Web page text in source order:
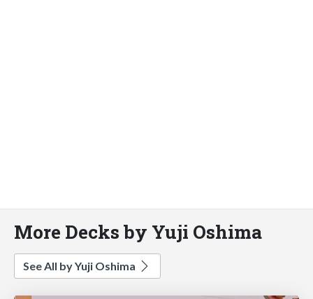
More Decks by Yuji Oshima
See All by Yuji Oshima